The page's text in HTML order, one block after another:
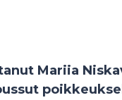
Mariia